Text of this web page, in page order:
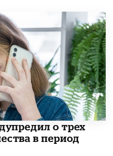
о трех
в период